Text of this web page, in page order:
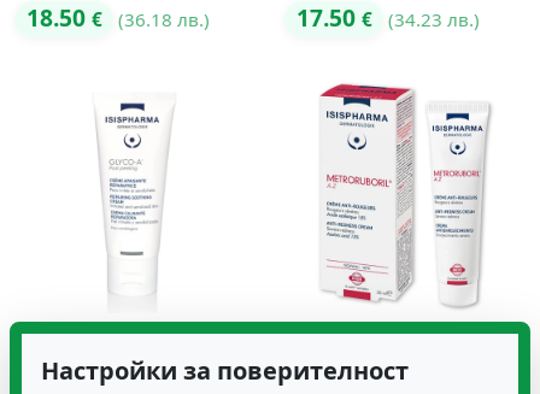
18.50 € (36.18 лв.) 17.50 € (34.23 лв.)
GLYCO-A POST PEELING
Успокояващ и
Възстановяващ Крем
METRORUBORIL® A.Z –
Зачервяване
Настройки за поверителност